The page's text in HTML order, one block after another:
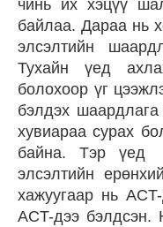
чинь их хэцүү
байлаа. Дараа нь
элсэлтийн
Тухайн үед
болохоор үг
бэлдэх
хувиараа сурах
байна. Тэр үед
элсэлтийн
хажуугаар нь
ACT-дээ бэлдсэн.